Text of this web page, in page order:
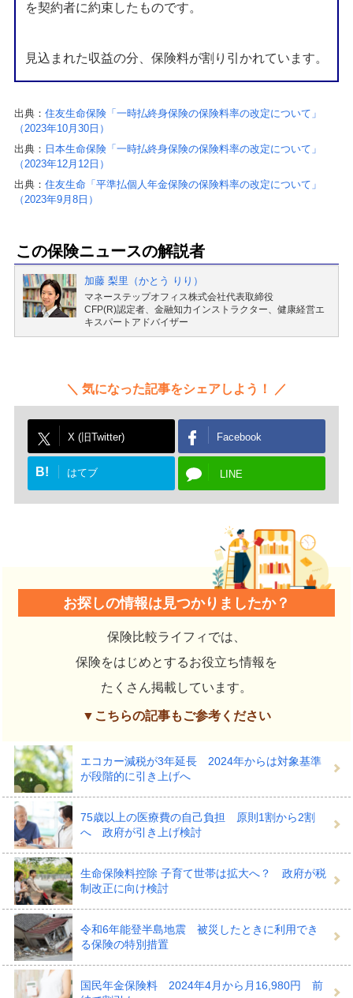
を契約者に約束したものです。
見込まれた収益の分、保険料が割り引かれています。
出典： 住友生命保険「一時払終身保険の保険料率の改定について」
（2023年10月30日）
出典： 日本生命保険「一時払終身保険の保険料率の改定について」
（2023年12月12日）
出典： 住友生命「平準払個人年金保険の保険料率の改定について」
（2023年9月8日）
この保険ニュースの解説者
加藤 梨里（かとう りり）
マネーステップオフィス株式会社代表取締役
CFP(R)認定者、金融知力インストラクター、健康経営エ
キスパートアドバイザー
気になった記事をシェアしよう！
X (旧Twitter) Facebook
B! はてブ LINE
お探しの情報は見つかりましたか？
保険比較ライフィでは、
保険をはじめとするお役立ち情報を
たくさん掲載しています。
▼こちらの記事もご参考ください
エコカー減税が3年延長 2024年からは対象基準
が段階的に引き上げへ
75歳以上の医療費の自己負担 原則1割から2割
へ 政府が引き上げ検討
生命保険料控除 子育て世帯は拡大へ？ 政府が税
制改正に向け検討
令和6年能登半島地震 被災したときに利用でき
る保険の特別措置
国民年金保険料 2024年4月から月16,980円 前